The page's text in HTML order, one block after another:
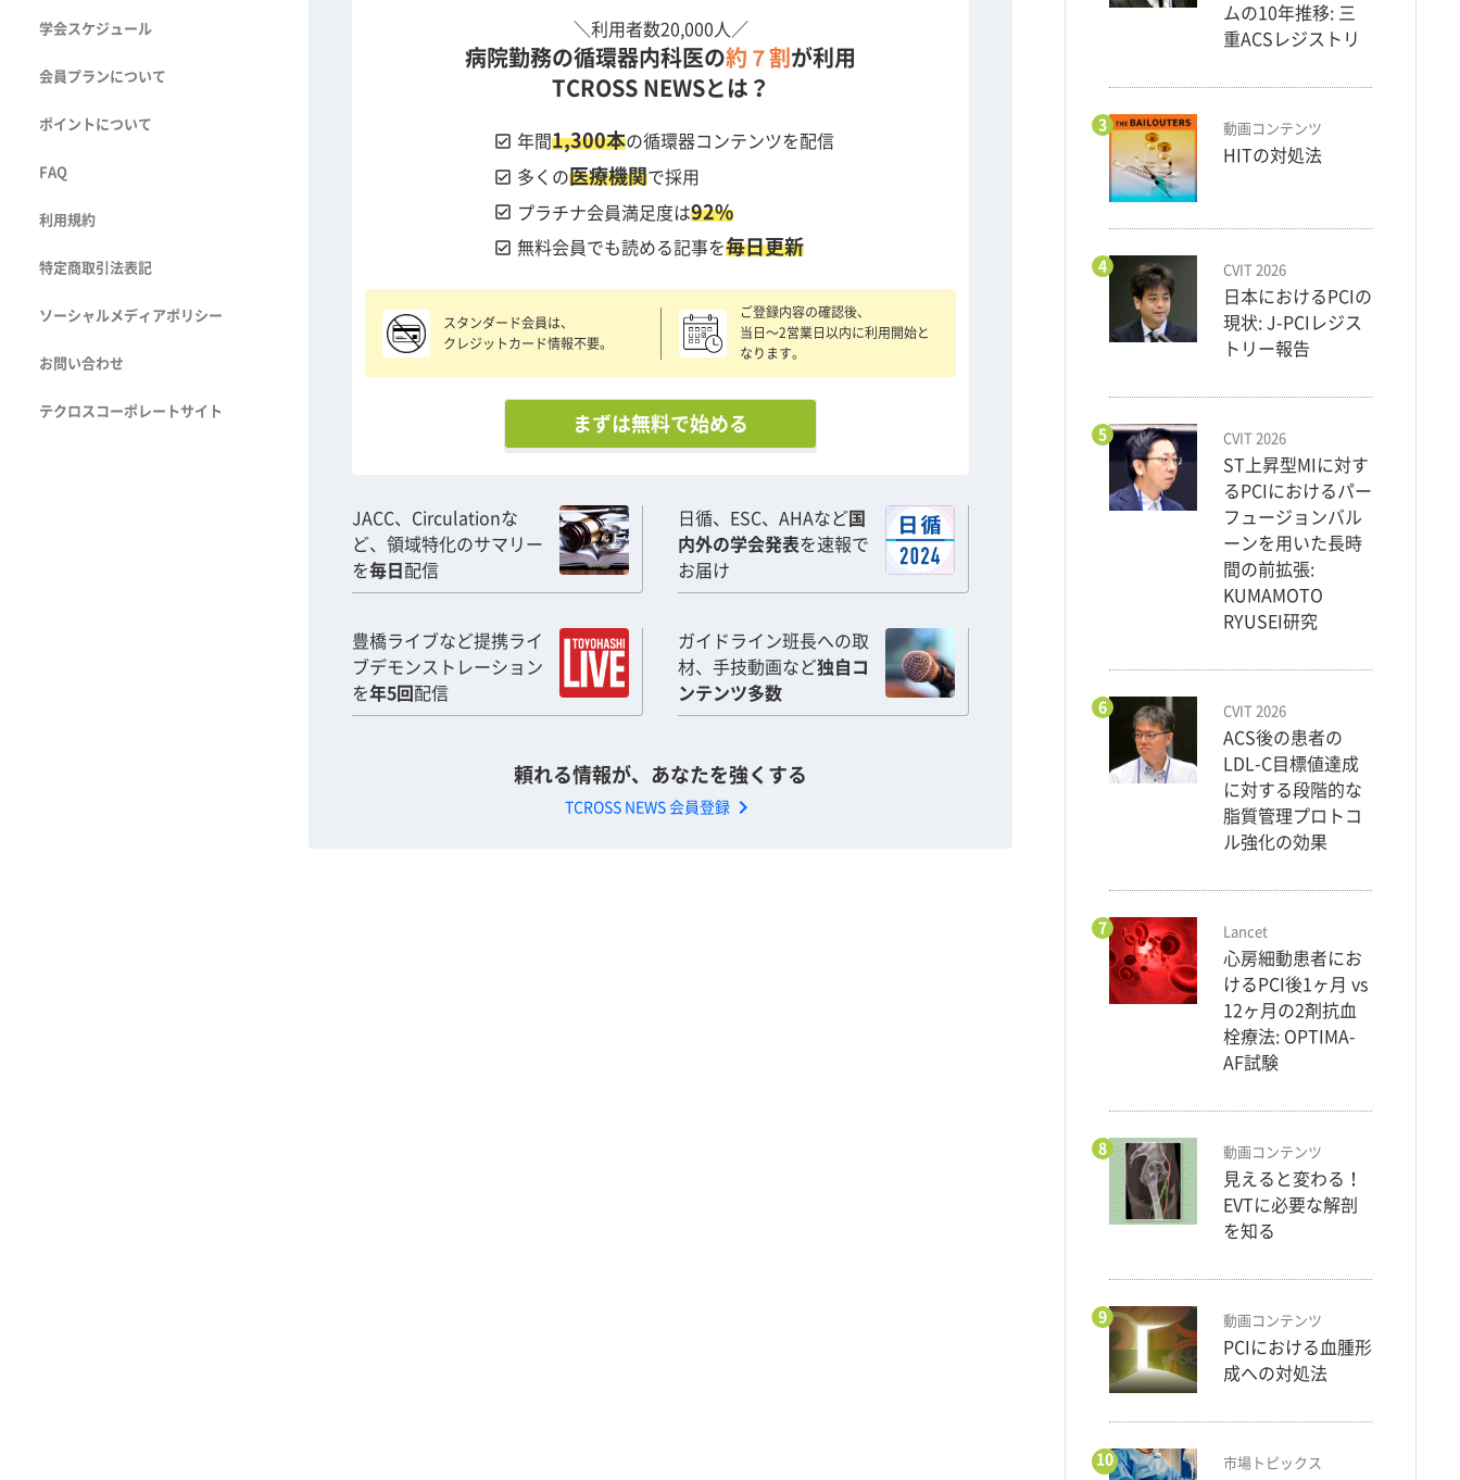
学会スケジュール
会員プランについて
ポイントについて
FAQ
利用規約
特定商取引法表記
ソーシャルメディアポリシー
お問い合わせ
テクロスコーポレートサイト
＼利用者数20,000人／
病院勤務の循環器内科医の約７割 が利用
TCROSS NEWSとは？
check_box 年間1,300本の循環器コンテンツを配信
check_box 多くの医療機関で採用
check_box プラチナ会員満足度は92%
check_box 無料会員でも読める記事を毎日更新
スタンダード会員は、
クレジットカード情報不要。
ご登録内容の確認後、
当日〜2営業日以内に利用開始と
なります。
まずは無料で始める
JACC、Circulationな
ど、領域特化のサマリー
を毎日 配信
日循、ESC、AHAなど国
内外の学会発表を速報で
お届け
豊橋ライブなど提携ライ
ブデモンストレーション
を年5回 配信
ガイドライン班長への取
材、手技動画など独自コ
ンテンツ多数
頼れる情報が、あなたを強くする
TCROSS NEWS 会員登録 chevron_right
ムの10年推移: 三
重ACSレジストリ
3 動画コンテンツ
HITの対処法
4 CVIT 2026
日本におけるPCIの
現状: J-PCIレジス
トリー報告
5 CVIT 2026
ST上昇型MIに対す
るPCIにおけるパー
フュージョンバル
ーンを用いた長時
間の前拡張:
KUMAMOTO
RYUSEI研究
6 CVIT 2026
ACS後の患者の
LDL-C目標値達成
に対する段階的な
脂質管理プロトコ
ル強化の効果
7 Lancet
心房細動患者にお
けるPCI後1ヶ月 vs
12ヶ月の2剤抗血
栓療法: OPTIMA-
AF試験
8 動画コンテンツ
見えると変わる！
EVTに必要な解剖
を知る
9 動画コンテンツ
PCIにおける血腫形
成への対処法
10 市場トピックス